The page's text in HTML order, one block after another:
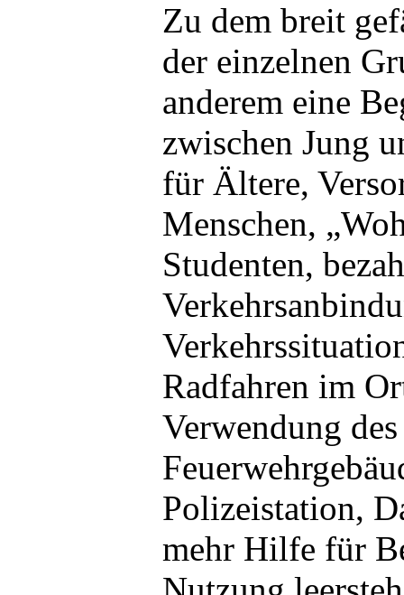
Zu dem breit
der einzelnen
anderem eine
zwischen Jung
für Ältere,
Menschen,
Studenten,
Radfahren im
Verwendung
Polizeistation,
mehr Hilfe für